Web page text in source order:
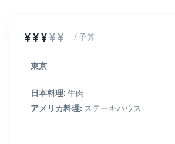
¥¥¥¥¥ / 予算
東京
日本料理: 牛肉
アメリカ料理: ステーキハウス